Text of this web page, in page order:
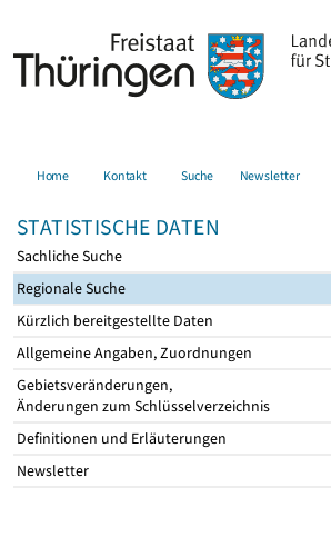
Home Kontakt Suche Newsletter
STATISTISCHE DATEN
Sachliche Suche
Regionale Suche
Kürzlich bereitgestellte Daten
Allgemeine Angaben, Zuordnungen
Gebietsveränderungen,
Änderungen zum Schlüsselverzeichnis
Definitionen und Erläuterungen
Newsletter